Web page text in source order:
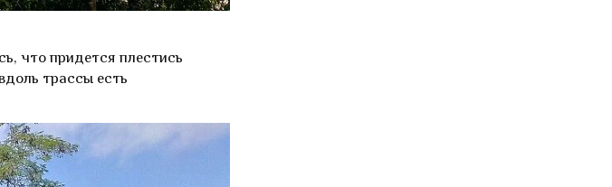
что придется плестись
трассы есть